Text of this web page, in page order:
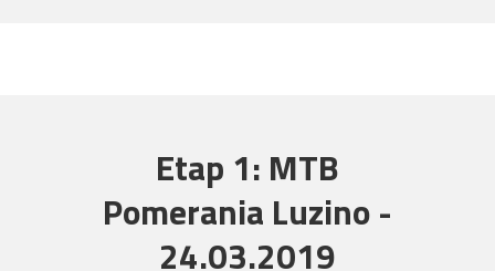
Etap 1: MTB
Pomerania Luzino -
24.03.2019